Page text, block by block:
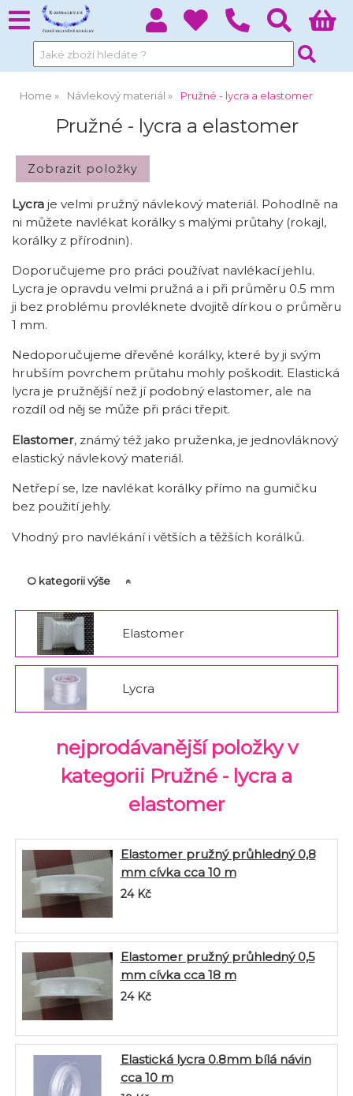
Home Návlekový materiál Pružné - lycra a elastomer
Pružné - lycra a elastomer
Lycra je velmi pružný návlekový materiál. Pohodlně na
ni můžete navlékat korálky s malými průtahy (rokajl,
korálky z přírodnin).
Doporučujeme pro práci používat navlékací jehlu.
Lycra je opravdu velmi pružná a i při průměru 0.5 mm
ji bez problému provléknete dvojitě dírkou o průměru
1 mm.
Nedoporučujeme dřevěné korálky, které by ji svým
hrubším povrchem průtahu mohly poškodit. Elastická
lycra je pružnější než jí podobný elastomer, ale na
rozdíl od něj se může při práci třepit.
Elastomer, známý též jako pruženka, je jednovláknový
elastický návlekový materiál.
Netřepí se, lze navlékat korálky přímo na gumičku
bez použití jehly.
Vhodný pro navlékání i větších a těžších korálků.
O kategorii výše
Elastomer
Lycra
nejprodávanější položky v
kategorii Pružné - lycra a
elastomer
Elastomer pružný průhledný 0,8
mm cívka cca 10 m
24 Kč
Elastomer pružný průhledný 0,5
mm cívka cca 18 m
24 Kč
Elastická lycra 0.8mm bílá návin
cca 10 m